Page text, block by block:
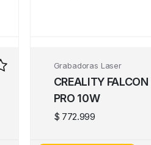
Grabadoras Laser
CREALITY FALCON
PRO 10W
$ 772.999